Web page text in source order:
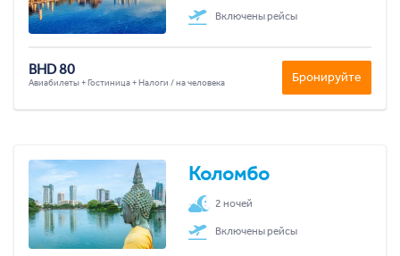
Включены рейсы
BHD 80
Авиабилеты + Гостиница + Налоги / на человека Бронируйте
Коломбо
2 ночей
Включены рейсы